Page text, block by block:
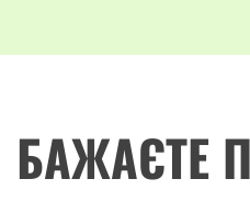
БАЖАЄТЕ